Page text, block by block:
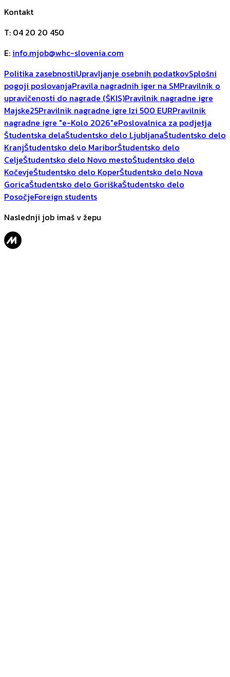
Kontakt
T: 04 20 20 450
E: info.mjob@whc-slovenia.com
Politika zasebnostiUpravljanje osebnih podatkovSplošni
pogoji poslovanjaPravila nagradnih iger na SMPravilnik o
upravičenosti do nagrade (ŠKIS)Pravilnik nagradne igre
Majske25Pravilnik nagradne igre Izi 500 EURPravilnik
nagradne igre "e-Kolo 2026"ePoslovalnica za podjetja
Študentska delaŠtudentsko delo LjubljanaŠtudentsko delo
KranjŠtudentsko delo MariborŠtudentsko delo
CeljeŠtudentsko delo Novo mestoŠtudentsko delo
KočevjeŠtudentsko delo KoperŠtudentsko delo Nova
GoricaŠtudentsko delo GoriškaŠtudentsko delo
PosočjeForeign students
Naslednji job imaš v žepu